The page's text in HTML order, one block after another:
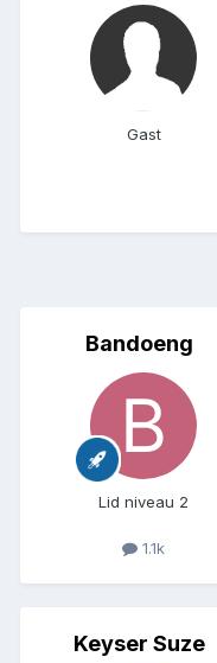
Gast
Bandoeng
Lid niveau 2
1.1k
Keyser Suze